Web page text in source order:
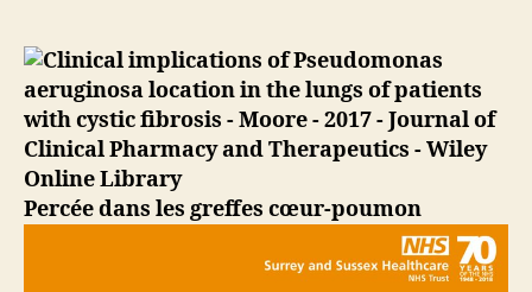
1ère
greffe
cœur-
poumon
a
à
Baltimore
Percée dans les greffes cœur-poumon